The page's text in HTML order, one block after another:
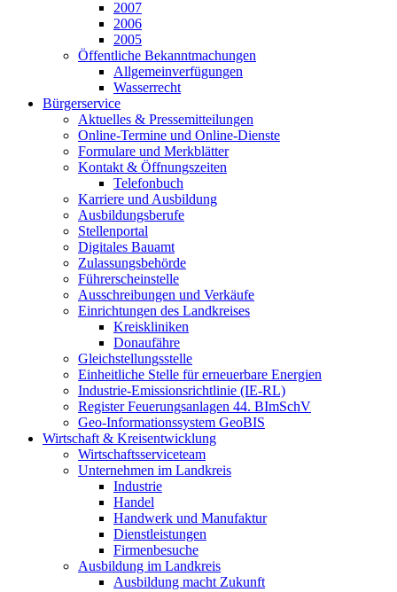
2007
2006
2005
Öffentliche Bekanntmachungen
Allgemeinverfügungen
Wasserrecht
Bürgerservice
Aktuelles & Pressemitteilungen
Online-Termine und Online-Dienste
Formulare und Merkblätter
Kontakt & Öffnungszeiten
Telefonbuch
Karriere und Ausbildung
Ausbildungsberufe
Stellenportal
Digitales Bauamt
Zulassungsbehörde
Führerscheinstelle
Ausschreibungen und Verkäufe
Einrichtungen des Landkreises
Kreiskliniken
Donaufähre
Gleichstellungsstelle
Einheitliche Stelle für erneuerbare Energien
Industrie-Emissionsrichtlinie (IE-RL)
Register Feuerungsanlagen 44. BImSchV
Geo-Informationssystem GeoBIS
Wirtschaft & Kreisentwicklung
Wirtschaftsserviceteam
Unternehmen im Landkreis
Industrie
Handel
Handwerk und Manufaktur
Dienstleistungen
Firmenbesuche
Ausbildung im Landkreis
Ausbildung macht Zukunft